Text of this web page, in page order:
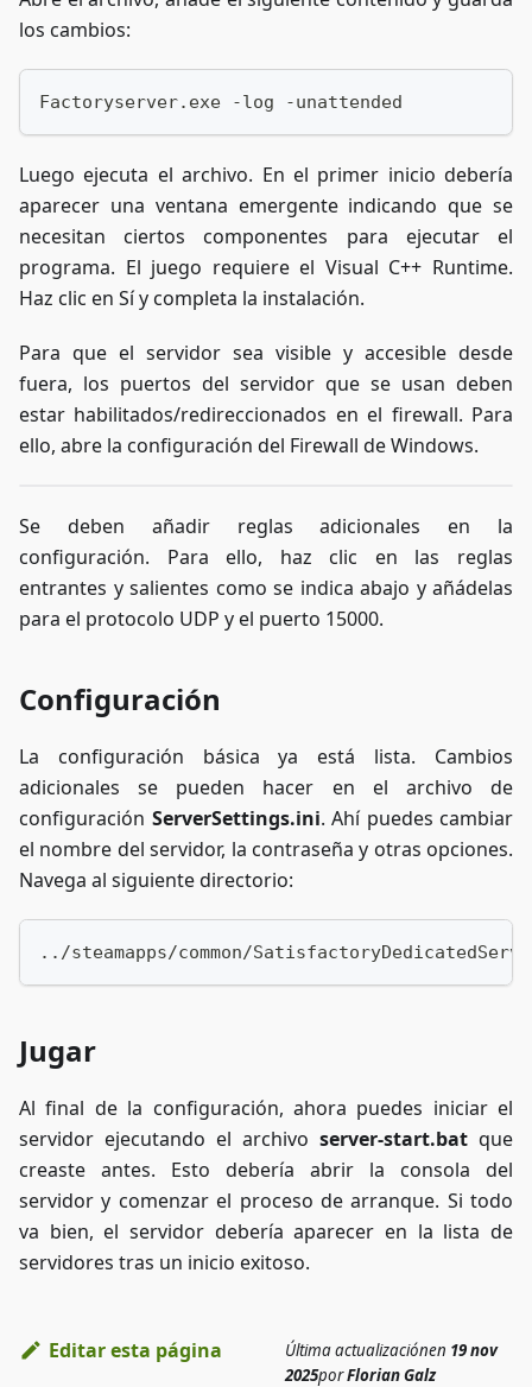
los cambios:
Factoryserver.exe -log -unattended
Luego ejecuta el archivo. En el primer inicio debería
aparecer una ventana emergente indicando que se
necesitan ciertos componentes para ejecutar el
programa. El juego requiere el Visual C++ Runtime.
Haz clic en Sí y completa la instalación.
Para que el servidor sea visible y accesible desde
fuera, los puertos del servidor que se usan deben
estar habilitados/redireccionados en el firewall. Para
ello, abre la configuración del Firewall de Windows.
Se deben añadir reglas adicionales en la
configuración. Para ello, haz clic en las reglas
entrantes y salientes como se indica abajo y añádelas
para el protocolo UDP y el puerto 15000.
Configuración
La configuración básica ya está lista. Cambios
adicionales se pueden hacer en el archivo de
configuración ServerSettings.ini. Ahí puedes cambiar
el nombre del servidor, la contraseña y otras opciones.
Navega al siguiente directorio:
../steamapps/common/
Jugar
Al final de la configuración, ahora puedes iniciar el
servidor ejecutando el archivo server-start.bat que
creaste antes. Esto debería abrir la consola del
servidor y comenzar el proceso de arranque. Si todo
va bien, el servidor debería aparecer en la lista de
servidores tras un inicio exitoso.
Editar esta página Última actualizaciónen 19 nov
2025porFlorian Galz